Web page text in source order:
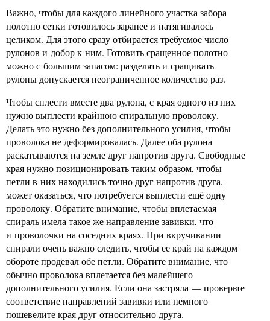
Важно, чтобы для каждого линейного участка забора
полотно сетки готовилось заранее и натягивалось
целиком. Для этого сразу отбирается требуемое число
рулонов и добор к ним. Готовить сращенное полотно
можно с большим запасом: разделять и сращивать
рулоны допускается неограниченное количество раз.
Чтобы сплести вместе два рулона, с края одного из них
нужно выплести крайнюю спиральную проволоку.
Делать это нужно без дополнительного усилия, чтобы
проволока не деформировалась. Далее оба рулона
раскатываются на земле друг напротив друга. Свободные
края нужно позиционировать таким образом, чтобы
петли в них находились точно друг напротив друга,
может оказаться, что потребуется выплести ещё одну
проволоку. Обратите внимание, чтобы вплетаемая
спираль имела такое же направление завивки, что
и проволочки на соседних краях. При вкручивании
спирали очень важно следить, чтобы ее край на каждом
обороте продевал обе петли. Обратите внимание, что
обычно проволока вплетается без малейшего
дополнительного усилия. Если она застряла — проверьте
соответствие направлений завивки или немного
пошевелите края друг относительно друга.